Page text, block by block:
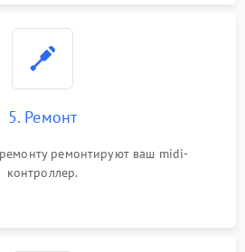
5. Ремонт
ремонтируют ваш midi-
контроллер.